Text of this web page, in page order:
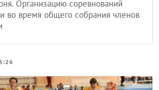
Организацию соревнований
во время общего собрания членов